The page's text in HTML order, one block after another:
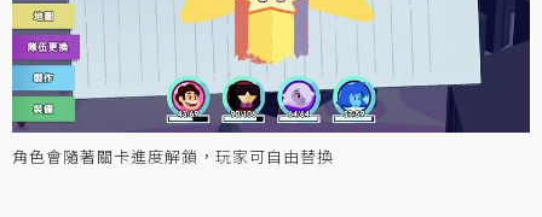
角色會隨著關卡進度解鎖，玩家可自由替換